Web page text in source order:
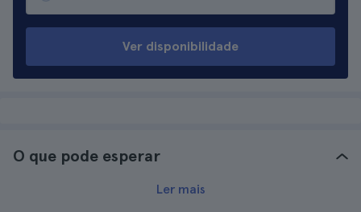
Ver disponibilidade
O que pode esperar
Ler mais